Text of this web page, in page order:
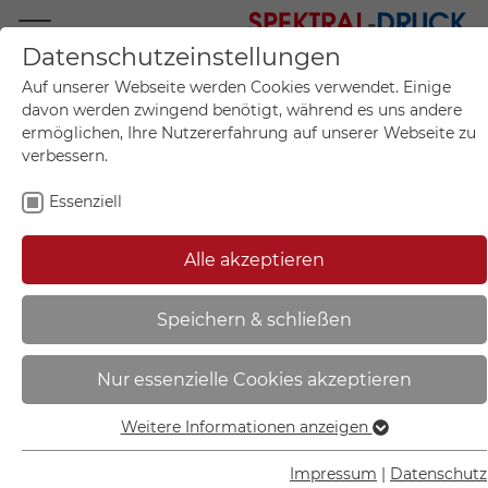
Mo.-Fr. 09:00-17:00
+49 (0)711 55 75 25
Mein Konto
Mein Warenkorb
Sie sind hier: Start
Individuell gefertigter Wegweiser
| Aluminium-Verbundplatte 3,0
mm weiß, Ecken spitz, ohne
Bohrung - 50.S1218
Datenschutzeinstellungen
Auf unserer Webseite werden Cookies verwendet. Einige
davon werden zwingend benötigt, während es uns andere
ermöglichen, Ihre Nutzererfahrung auf unserer Webseite zu
verbessern.
Essenziell
Alle akzeptieren
Speichern & schließen
Nur essenzielle Cookies akzeptieren
Essenziell
Essenzielle Cookies werden für grundlegende Funktionen
Weitere Informationen anzeigen
Impressum Datenschutz